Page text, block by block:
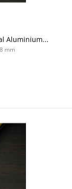
Aluminium...
mm